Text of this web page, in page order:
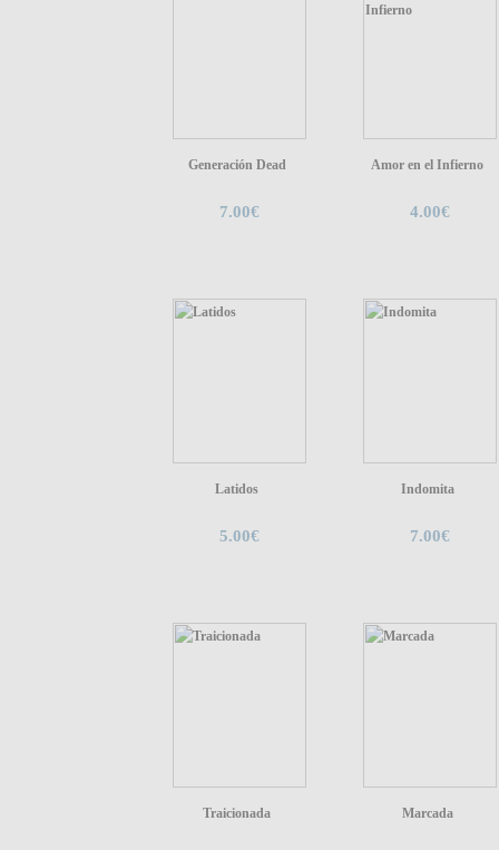
Generación Dead
7.00€
Amor en el Infierno
4.00€
Latidos
5.00€
Indomita
7.00€
Traicionada Marcada